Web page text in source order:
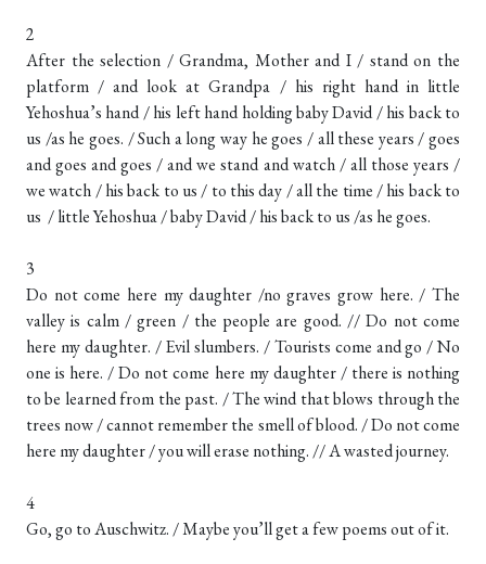
2
After the selection / Grandma, Mother and I / stand on the
platform / and look at Grandpa / his right hand in little
Yehoshua’s hand / his left hand holding baby David / his back to
us /as he goes. / Such a long way he goes / all these years / goes
and goes and goes / and we stand and watch / all those years /
we watch / his back to us / to this day / all the time / his back to
us / little Yehoshua / baby David / his back to us /as he goes.
3
Do not come here my daughter /no graves grow here. / The
valley is calm / green / the people are good. // Do not come
here my daughter. / Evil slumbers. / Tourists come and go / No
one is here. / Do not come here my daughter / there is nothing
to be learned from the past. / The wind that blows through the
trees now / cannot remember the smell of blood. / Do not come
here my daughter / you will erase nothing. // A wasted journey.
4
Go, go to Auschwitz. / Maybe you’ll get a few poems out of it.